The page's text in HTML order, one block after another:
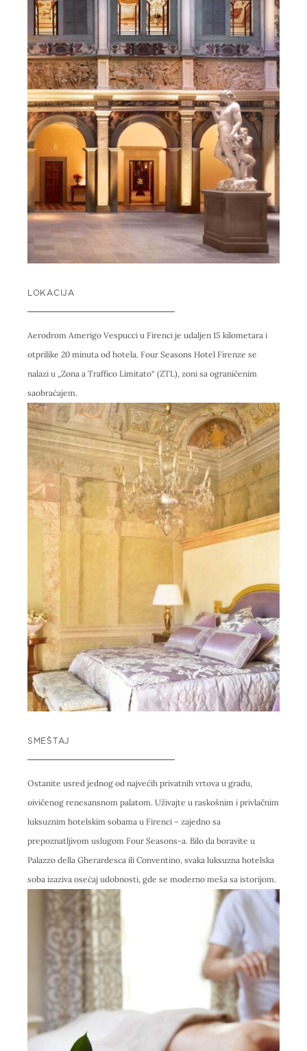
LOKACIJA
Aerodrom Amerigo Vespucci u Firenci je udaljen 15 kilometara i
otprilike 20 minuta od hotela. Four Seasons Hotel Firenze se
nalazi u „Zona a Traffico Limitato“ (ZTL), zoni sa ograničenim
saobraćajem.
SMEŠTAJ
Ostanite usred jednog od najvećih privatnih vrtova u gradu,
oivičenog renesansnom palatom. Uživajte u raskošnim i privlačnim
luksuznim hotelskim sobama u Firenci – zajedno sa
prepoznatljivom uslugom Four Seasons-a. Bilo da boravite u
Palazzo della Gherardesca ili Conventino, svaka luksuzna hotelska
soba izaziva osećaj udobnosti, gde se moderno meša sa istorijom.